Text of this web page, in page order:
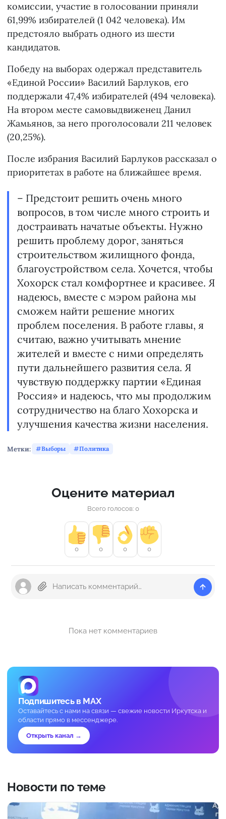
комиссии, участие в голосовании приняли
61,99% избирателей (1 042 человека). Им
предстояло выбрать одного из шести
кандидатов.
Победу на выборах одержал представитель
«Единой России» Василий Барлуков, его
поддержали 47,4% избирателей (494 человека).
На втором месте самовыдвиженец Данил
Жамьянов, за него проголосовали 211 человек
(20,25%).
После избрания Василий Барлуков рассказал о
приоритетах в работе на ближайшее время.
– Предстоит решить очень много
вопросов, в том числе много строить и
достраивать начатые объекты. Нужно
решить проблему дорог, заняться
строительством жилищного фонда,
благоустройством села. Хочется, чтобы
Хохорск стал комфортнее и красивее. Я
надеюсь, вместе с мэром района мы
сможем найти решение многих
проблем поселения. В работе главы, я
считаю, важно учитывать мнение
жителей и вместе с ними определять
пути дальнейшего развития села. Я
чувствую поддержку партии «Единая
Россия» и надеюсь, что мы продолжим
сотрудничество на благо Хохорска и
улучшения качества жизни населения.
Метки: Выборы Политика
Оцените материал
Всего голосов: 0
0 0 0 0
Пока нет комментариев
Подпишитесь в MAX
Оставайтесь с нами на связи — свежие новости Иркутска и
области прямо в мессенджере.
Открыть канал →
Новости по теме